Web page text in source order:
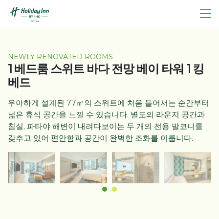
NEWLY RENOVATED ROOMS
1 베드룸 스위트 바다 전망 베이 타워 1 킹
베드
우아하게 설계된 77㎡의 스위트에 처음 들어서는 순간부터
넓은 휴식 공간을 느낄 수 있습니다. 별도의 라운지 공간과
침실, 파타야 해변이 내려다보이는 두 개의 전용 발코니를
갖추고 있어 편안함과 공간이 완벽한 조화를 이룹니다.